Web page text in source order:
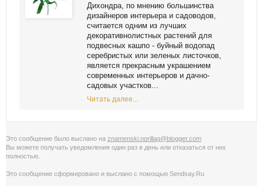
Дихондра, по мнению большинства
дизайнеров интерьера и садоводов,
считается одним из лучших
декоративнолистных растений для
подвесных кашпо - буйный водопад
серебристых или зеленых листочков,
является прекрасным украшением
современных интерьеров и дачно-
садовых участков...
Читать далее...
Это сообщение было выслано на znamenski.norillag@blogger.com
Вы можете получать уведомления один раз в день или отказаться от них
полностью
Это сообщение сформировано и выслано с помощью Sendsay.Ru